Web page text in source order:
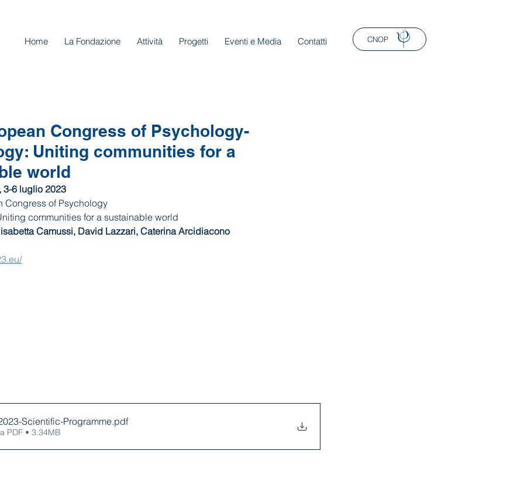
Home La Fondazione Attività Progetti Eventi e Media Contatti CNOP
Congress of Psychology-
Uniting communities for a
world
3-6 luglio 2023
Congress of Psychology
communities for a sustainable world
Camussi, David Lazzari, Caterina Arcidiacono
Scientific-Programme.pdf
PDF • 3.34MB